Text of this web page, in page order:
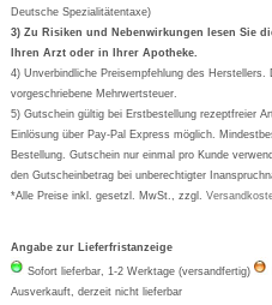
Formoline
Wick
Eucerin
Basica
Deutsche Spezialitätentaxe)
3) Zu Risiken und Nebenwirkungen lesen Sie
Ihren Arzt oder in Ihrer Apotheke.
4) Unverbindliche Preisempfehlung des
vorgeschriebene Mehrwertsteuer.
5) Gutschein gültig bei Erstbestellung rezeptfreier
Einlösung über Pay-Pal Express möglich.
Bestellung. Gutschein nur einmal pro Kunde
den Gutscheinbetrag bei unberechtigter
*Alle Preise inkl. gesetzl. MwSt., zzgl.
Angabe zur Lieferfristanzeige
Sofort lieferbar, 1-2 Werktage (versandfertig)
Ausverkauft, derzeit nicht lieferbar